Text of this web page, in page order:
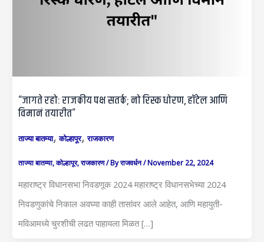
“जागते रहो: राजकीय पक्ष सतर्क; नो रिस्क धोरण, हॉटेल आणि
विमानं तयारीत”
ताज्या बातम्या,कोल्हापूर,राजकारण
ताज्या बातम्या,कोल्हापूर,राजकारण/ Byराजवर्धन/November 22, 2024
महाराष्ट्र विधानसभा निवडणूक 2024 महाराष्ट्र विधानसभेच्या 2024
निवडणुकांचे निकाल अवघ्या काही तासांवर आले आहेत, आणि महायुती-
मविआमध्ये चुरशीची लढत पाहायला मिळत […]